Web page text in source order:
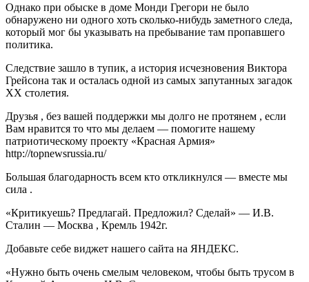
Однако при обыске в доме Монди Грегори не было
обнаружено ни одного хоть сколько-нибудь заметного следа,
который мог бы указывать на пребывание там пропавшего
политика.
Следствие зашло в тупик, а история исчезновения Виктора
Грейсона так и осталась одной из самых запутанных загадок
XX столетия.
Друзья , без вашей поддержки мы долго не протянем , если
Вам нравится то что мы делаем — помогите нашему
патриотическому проекту «Красная Армия»
http://topnewsrussia.ru/
Большая благодарность всем кто откликнулся — вместе мы
сила .
«Критикуешь? Предлагай. Предложил? Сделай» — И.В.
Сталин — Москва , Кремль 1942г.
Добавьте себе виджет нашего сайта на ЯНДЕКС.
«Нужно быть очень смелым человеком, чтобы быть трусом в